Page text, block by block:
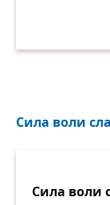
Сила воли
Сила воли